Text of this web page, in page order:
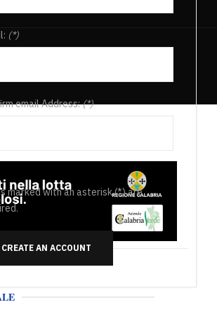
(*)
email Address:(*)
marked with an asterisk (*) are
CREATE AN ACCOUNT